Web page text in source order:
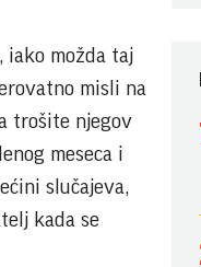
iako možda taj
misli na
trošite njegov
meseca i
slučajeva,
kada se